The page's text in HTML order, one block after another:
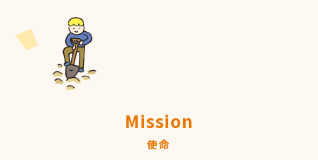
Mission
使命